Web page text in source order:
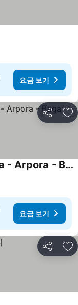
요금 보기
공유 즐
DoubleTree by Hilton Hotel Goa - Arpora - Baga
요금 보기
공유 즐